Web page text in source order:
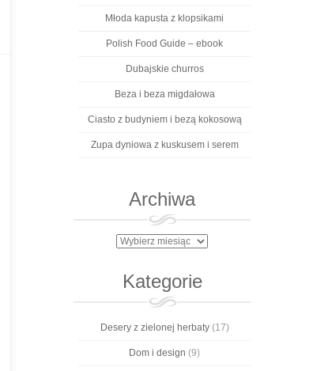
Młoda kapusta z klopsikami
Polish Food Guide – ebook
Dubajskie churros
Beza i beza migdałowa
Ciasto z budyniem i bezą kokosową
Zupa dyniowa z kuskusem i serem
Archiwa
Archiwa
Kategorie
Desery z zielonej herbaty(17)
Dom i design (9)